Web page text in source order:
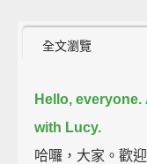
全文瀏覽
Hello, everyone.
with Lucy.
哈囉，大家。歡